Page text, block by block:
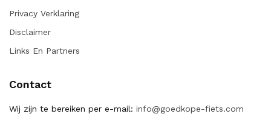
Privacy Verklaring
Disclaimer
Links En Partners
Contact
Wij zijn te bereiken per e-mail: info@goedkope-fiets.com